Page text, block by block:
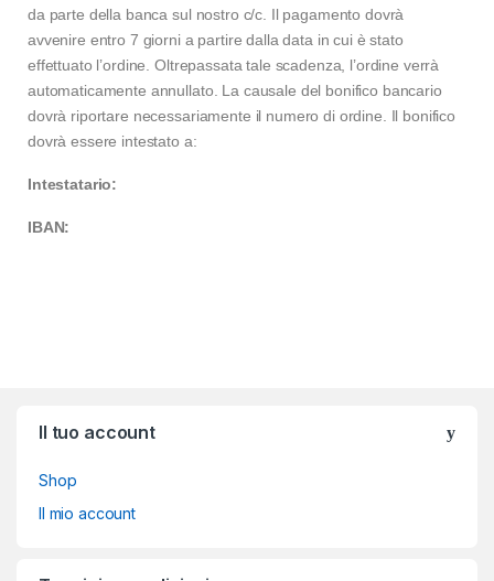
da parte della banca sul nostro c/c. Il pagamento dovrà
avvenire entro 7 giorni a partire dalla data in cui è stato
effettuato l’ordine. Oltrepassata tale scadenza, l’ordine verrà
automaticamente annullato. La causale del bonifico bancario
dovrà riportare necessariamente il numero di ordine. Il bonifico
dovrà essere intestato a:
Intestatario:
IBAN:
Il tuo account
Shop
Il mio account